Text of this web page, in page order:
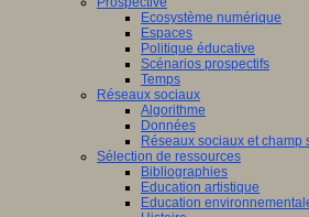
Ecosystème numérique
Espaces
Politique éducative
Scénarios prospectifs
Temps
Réseaux sociaux
Algorithme
Données
Réseaux sociaux et champ
Sélection de ressources
Bibliographies
Education artistique
Education